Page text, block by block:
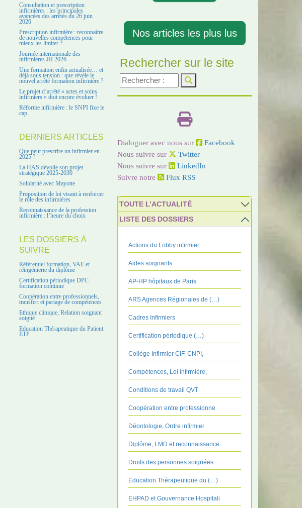
Consultation et prescription
infirmières : les principales
avancées des arrêtés du 26 juin
2026
Prescription infirmière : reconnaître
de nouvelles compétences pour
mieux les limiter ?
Journée internationale des
infirmières JII 2026
Une formation enfin actualisée… et
déjà sous tension : que révèle le
nouvel arrêté formation infirmière ?
Le projet d’arrêté « actes et soins
infirmiers » doit encore évoluer !
Réforme infirmière : le SNPI fixe le
cap
DERNIERS ARTICLES
Que peut prescrire un infirmier en
2025 ?
La HAS dévoile son projet
stratégique 2025-2030
Solidarité avec Mayotte
Proposition de loi visant à renforcer
le rôle des infirmières
Reconnaissance de la profession
infirmière : l’heure du choix
LES DOSSIERS À
SUIVRE
Référentiel formation, VAE et
réingénierie du diplôme
Certification périodique DPC
formation continue
Coopération entre professionnels,
transfert et partage de compétences
Ethique clinique, Relation soignant
soigné
Education Thérapeutique du Patient
ETP
Nos articles les plus lus
Rechercher sur le site
Dialoguer avec nous sur
Facebook
Nous suivre sur
Twitter
Nous suivre sur
LinkedIn
Suivre notre
Flux RSS
TOUTE L’ACTUALITÉ
LISTE DES DOSSIERS
Actions du Lobby infirmier
Aides soignants
AP-HP hôpitaux de Paris
ARS Agences Régionales de (…)
Cadres Infirmiers
Certification périodique (…)
Collège Infirmier CIF, CNPI,
Compétences, Loi infirmière,
Conditions de travail QVT
Coopération entre professionne
Déontologie, Ordre infirmier
Diplôme, LMD et reconnaissance
Droits des personnes soignées
Education Thérapeutique du (…)
EHPAD et Gouvernance Hospitali